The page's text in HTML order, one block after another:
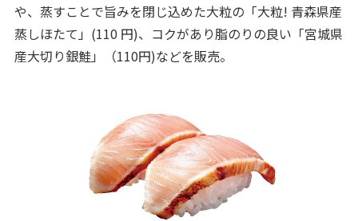
や、蒸すことで旨みを閉じ込めた大粒の「大粒! 青森県産
蒸しほたて」(110 円)、コクがあり脂のりの良い「宮城県
産大切り銀鮭」（110円)などを販売。